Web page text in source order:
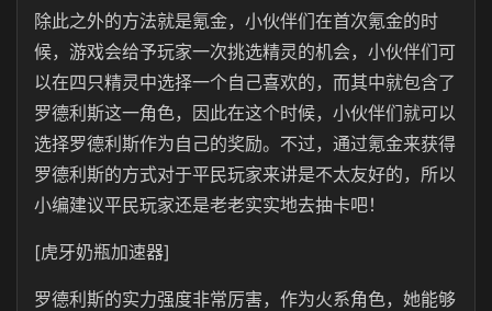
除此之外的方法就是氪金，小伙伴们在首次氪金的时
候，游戏会给予玩家一次挑选精灵的机会，小伙伴们可
以在四只精灵中选择一个自己喜欢的，而其中就包含了
罗德利斯这一角色，因此在这个时候，小伙伴们就可以
选择罗德利斯作为自己的奖励。不过，通过氪金来获得
罗德利斯的方式对于平民玩家来讲是不太友好的，所以
小编建议平民玩家还是老老实实地去抽卡吧！
[虎牙奶瓶加速器]
罗德利斯的实力强度非常厉害，作为火系角色，她能够